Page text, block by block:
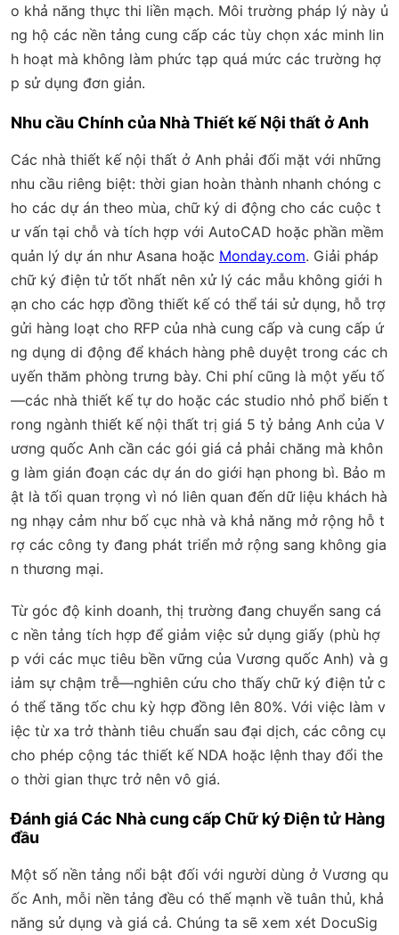
o khả năng thực thi liền mạch. Môi trường pháp lý này ủ
ng hộ các nền tảng cung cấp các tùy chọn xác minh lin
h hoạt mà không làm phức tạp quá mức các trường hợ
p sử dụng đơn giản.
Nhu cầu Chính của Nhà Thiết kế Nội thất ở Anh
Các nhà thiết kế nội thất ở Anh phải đối mặt với những
nhu cầu riêng biệt: thời gian hoàn thành nhanh chóng c
ho các dự án theo mùa, chữ ký di động cho các cuộc t
ư vấn tại chỗ và tích hợp với AutoCAD hoặc phần mềm
quản lý dự án như Asana hoặc Monday.com. Giải pháp
chữ ký điện tử tốt nhất nên xử lý các mẫu không giới h
ạn cho các hợp đồng thiết kế có thể tái sử dụng, hỗ trợ
gửi hàng loạt cho RFP của nhà cung cấp và cung cấp ứ
ng dụng di động để khách hàng phê duyệt trong các ch
uyến thăm phòng trưng bày. Chi phí cũng là một yếu tố
—các nhà thiết kế tự do hoặc các studio nhỏ phổ biến t
rong ngành thiết kế nội thất trị giá 5 tỷ bảng Anh của V
ương quốc Anh cần các gói giá cả phải chăng mà khôn
g làm gián đoạn các dự án do giới hạn phong bì. Bảo m
ật là tối quan trọng vì nó liên quan đến dữ liệu khách hà
ng nhạy cảm như bố cục nhà và khả năng mở rộng hỗ t
rợ các công ty đang phát triển mở rộng sang không gia
n thương mại.
Từ góc độ kinh doanh, thị trường đang chuyển sang cá
c nền tảng tích hợp để giảm việc sử dụng giấy (phù hợ
p với các mục tiêu bền vững của Vương quốc Anh) và g
iảm sự chậm trễ—nghiên cứu cho thấy chữ ký điện tử c
ó thể tăng tốc chu kỳ hợp đồng lên 80%. Với việc làm v
iệc từ xa trở thành tiêu chuẩn sau đại dịch, các công cụ
cho phép cộng tác thiết kế NDA hoặc lệnh thay đổi the
o thời gian thực trở nên vô giá.
Đánh giá Các Nhà cung cấp Chữ ký Điện tử Hàng
đầu
Một số nền tảng nổi bật đối với người dùng ở Vương qu
ốc Anh, mỗi nền tảng đều có thế mạnh về tuân thủ, khả
năng sử dụng và giá cả. Chúng ta sẽ xem xét DocuSig